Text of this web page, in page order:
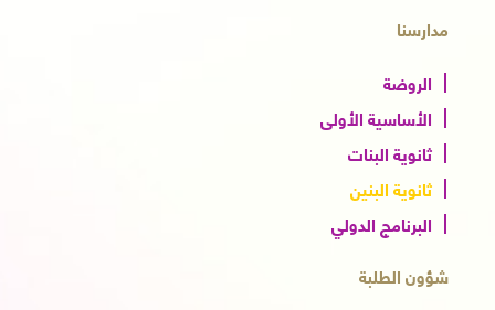
مدارسنا
الروضة
الأساسية الأولى
ثانوية البنات
ثانوية البنين
البرنامج الدولي
شؤون الطلبة